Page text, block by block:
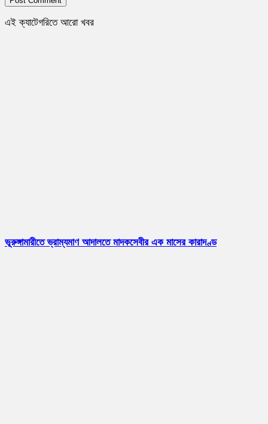
এই ক্যাটেগরিতে আরো খবর
ভূরুঙ্গামারীতে ভ্রাম্যমাণ আদালতে মাদকসেবীর এক মাসের কারাদণ্ড